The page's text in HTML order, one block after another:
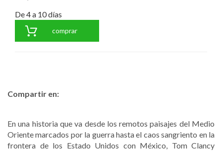
De 4 a 10 días
comprar
Compartir en:
En una historia que va desde los remotos paisajes del Medio
Oriente marcados por la guerra hasta el caos sangriento en la
frontera de los Estado Unidos con México, Tom Clancy